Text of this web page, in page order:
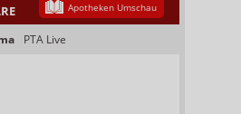
Apotheken Umschau
PTA Live